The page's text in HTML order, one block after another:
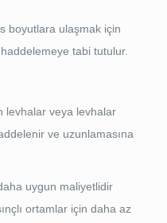
boyutlara ulaşmak için
tabi tutulur.
levhalar veya levhalar
ve uzunlamasına
uygun maliyetlidir
ortamlar için daha az